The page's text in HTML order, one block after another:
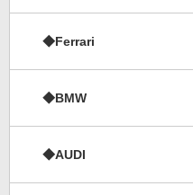
◆Ferrari
◆BMW
◆AUDI